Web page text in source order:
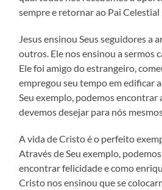
sempre e retornar ao Pai Celestial
Jesus ensinou Seus seguidores a
outros. Ele nos ensinou a sermos
Ele foi amigo do estrangeiro,
empregou seu tempo em edificar
Seu exemplo, podemos encontrar
devemos desejar para nós
A vida de Cristo é o perfeito
Através de Seu exemplo,
encontrar felicidade e como
Cristo nos ensinou que se